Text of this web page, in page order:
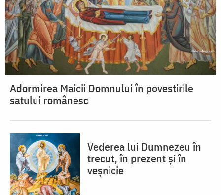
Adormirea Maicii Domnului în povestirile
satului românesc
Vederea lui Dumnezeu în
trecut, în prezent și în
veșnicie